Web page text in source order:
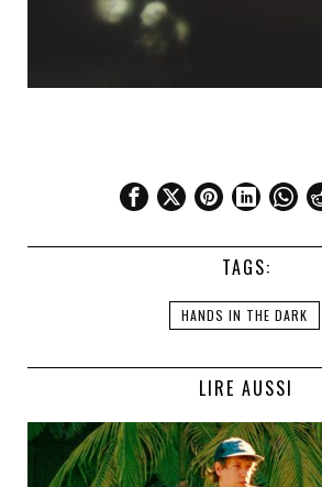
TAGS:
HANDS IN THE DARK
LIRE AUSSI